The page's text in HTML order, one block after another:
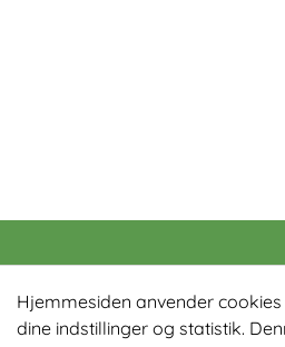
Hjemmesiden anvender
dine indstillinger og statistik.
Populære produkter